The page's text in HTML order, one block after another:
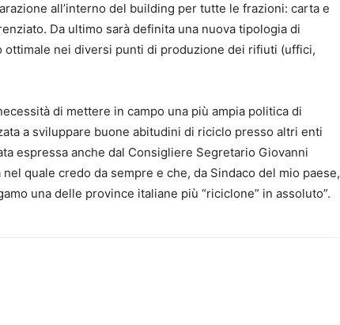
all’interno del building per tutte le frazioni: carta e
Da ultimo sarà definita una nuova tipologia di
nei diversi punti di produzione dei rifiuti (uffici,
di mettere in campo una più ampia politica di
a sviluppare buone abitudini di riciclo presso altri enti
espressa anche dal Consigliere Segretario Giovanni
quale credo da sempre e che, da Sindaco del mio paese,
una delle province italiane più “riciclone” in assoluto”.